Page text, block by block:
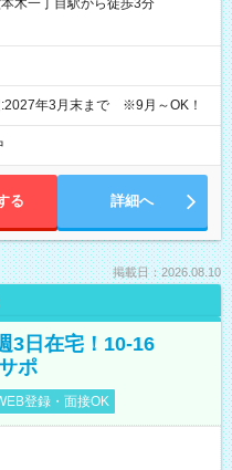
木一丁目駅から徒歩3分
年3月末まで ※9月～OK！
る 詳細へ
掲載日：2026.08.10
3日在宅！10-16
ポ
登録・面接OK